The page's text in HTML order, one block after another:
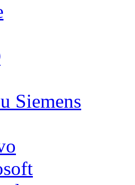
Siemens